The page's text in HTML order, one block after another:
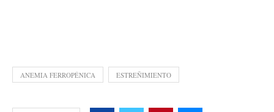
ANEMIA FERROPÉNICA ESTREÑIMIENTO